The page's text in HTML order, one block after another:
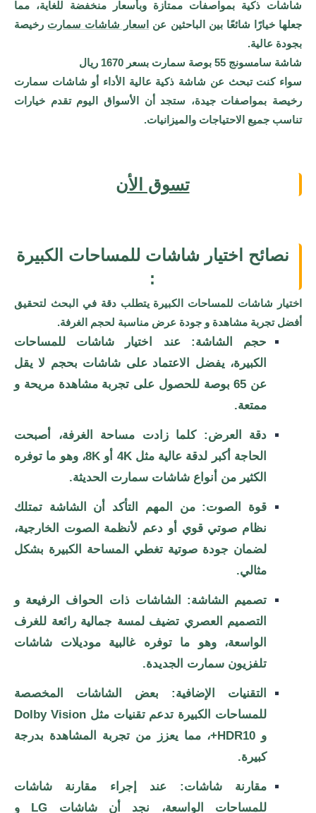
شاشات ذكية بمواصفات ممتازة وبأسعار منخفضة للغاية، مما
جعلها خيارًا شائعًا بين الباحثين عن
اسعار شاشات سمارت رخيصة
بجودة عالية.
شاشة سامسونج 55 بوصة سمارت بسعر 1670 ريال
سواء كنت تبحث عن شاشة ذكية عالية الأداء أو شاشات سمارت
رخيصة بمواصفات جيدة، ستجد أن الأسواق اليوم تقدم خيارات
تناسب جميع الاحتياجات والميزانيات.
تسوق الأن
نصائح اختيار شاشات للمساحات الكبيرة
:
اختيار شاشات للمساحات الكبيرة يتطلب دقة في البحث لتحقيق
أفضل تجربة مشاهدة و جودة عرض مناسبة لحجم الغرفة.
حجم الشاشة: عند اختيار شاشات للمساحات
الكبيرة، يفضل الاعتماد على شاشات بحجم لا يقل
عن 65 بوصة للحصول على تجربة مشاهدة مريحة و
ممتعة.
دقة العرض: كلما زادت مساحة الغرفة، أصبحت
الحاجة أكبر لدقة عالية مثل 4K أو 8K، وهو ما توفره
الكثير من أنواع شاشات سمارت الحديثة.
قوة الصوت: من المهم التأكد أن الشاشة تمتلك
نظام صوتي قوي أو دعم لأنظمة الصوت الخارجية،
لضمان جودة صوتية تغطي المساحة الكبيرة بشكل
مثالي.
تصميم الشاشة: الشاشات ذات الحواف الرفيعة و
التصميم العصري تضيف لمسة جمالية رائعة للغرف
الواسعة، وهو ما توفره غالبية موديلات شاشات
تلفزيون سمارت الجديدة.
التقنيات الإضافية: بعض الشاشات المخصصة
للمساحات الكبيرة تدعم تقنيات مثل Dolby Vision
و HDR10+، مما يعزز من تجربة المشاهدة بدرجة
كبيرة.
مقارنة شاشات: عند إجراء مقارنة شاشات
للمساحات الواسعة، نجد أن شاشات LG و